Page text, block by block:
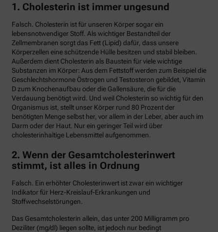
1. Cholesterin ist immer ungesund
Falsch. Cholesterin ist für unseren Körper sogar ein
lebensnotwendiger Stoff. Als wichtiger Bestandteil der
Zellmembranen sorgt das Fett (Lipid) dafür, dass unsere
Körperzellen eine schützende Hülle besitzen und stabil bleiben.
Außerdem dient Cholesterin als Baustein für viele wichtige
Substanzen im Körper: Aus dem Fettstoff werden zum Beispiel die
Geschlechtshormone Östrogen und Testosteron gebildet, Vitamin
D zum Knochenaufbau oder die Gallensäure, die für die
Verdauung benötigt wird. Und weil Cholesterin so wichtig für den
Organismus ist, stellt unser Körper rund 80 Prozent der
benötigten Menge selbst her, vor allem in der Leber, aber auch im
Darm oder der Haut. Nur ein geringer Teil wird über
cholesterinhaltige Lebensmittel aufgenommen.
2. Wenn der Gesamtcholesterinwert
stimmt, ist alles in Ordnung
Falsch. Ein erhöhter Cholesterinwert ist zwar ein wichtiger
Indikator für Herz-Kreislauf-Erkrankungen und
Stoffwechselstörungen.
Das Gesamtcholesterin allein, das unter 200 Milligramm pro
Deziliter (mg/dl) liegen sollte, ist jedoch nur bedingt